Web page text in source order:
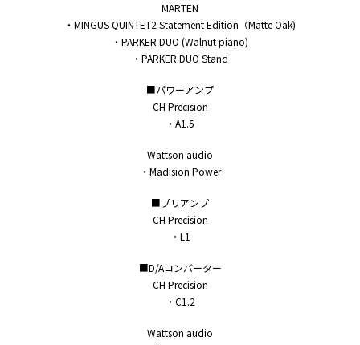
MARTEN
・MINGUS QUINTET2 Statement Edition（Matte Oak)
・PARKER DUO (Walnut piano)
・PARKER DUO Stand
■パワーアンプ
CH Precision
・A1.5
Wattson audio
・Madision Power
■プリアンプ
CH Precision
・L1
■D/Aコンバーター
CH Precision
・C1.2
Wattson audio